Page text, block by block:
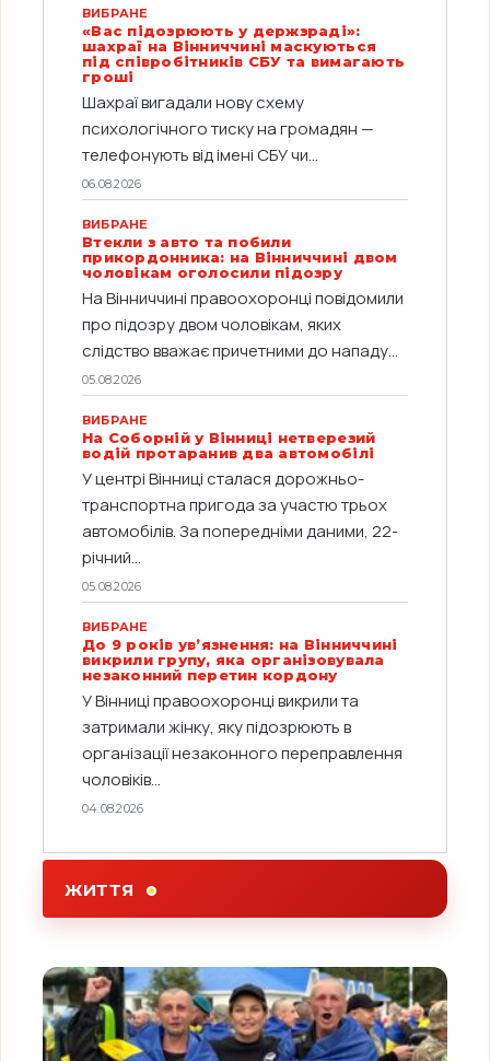
ВИБРАНЕ
«Вас підозрюють у держзраді»:
шахраї на Вінниччині маскуються
під співробітників СБУ та вимагають
гроші
Шахраї вигадали нову схему
психологічного тиску на громадян —
телефонують від імені СБУ чи...
06.08.2026
ВИБРАНЕ
Втекли з авто та побили
прикордонника: на Вінниччині двом
чоловікам оголосили підозру
На Вінниччині правоохоронці повідомили
про підозру двом чоловікам, яких
слідство вважає причетними до нападу...
05.08.2026
ВИБРАНЕ
На Соборній у Вінниці нетверезий
водій протаранив два автомобілі
У центрі Вінниці сталася дорожньо-
транспортна пригода за участю трьох
автомобілів. За попередніми даними, 22-
річний...
05.08.2026
ВИБРАНЕ
До 9 років ув’язнення: на Вінниччині
викрили групу, яка організовувала
незаконний перетин кордону
У Вінниці правоохоронці викрили та
затримали жінку, яку підозрюють в
організації незаконного переправлення
чоловіків...
04.08.2026
ЖИТТЯ